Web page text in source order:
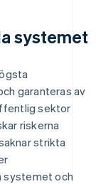
systemet
garanteras av
sektor
riskerna
strikta
systemet och